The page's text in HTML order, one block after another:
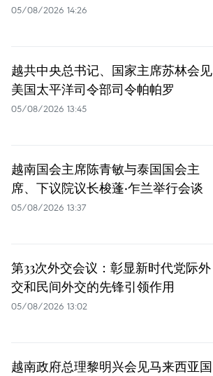
05/08/2026 14:26
越共中央总书记、国家主席苏林会见
美国太平洋司令部司令帕帕罗
05/08/2026 13:45
越南国会主席陈青敏与泰国国会主
席、下议院议长梭蓬·乍兰举行会谈
05/08/2026 13:37
第33次外交会议：彰显新时代党际外
交和民间外交的先锋引领作用
05/08/2026 13:02
越南政府总理黎明兴会见马来西亚国